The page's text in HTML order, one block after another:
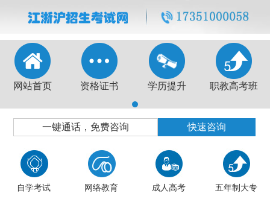
1
网站首页 资格证书 学历提升 职教高考班
一键通话，免费咨询 快速咨询
自学考试 网络教育 成人高考 五年制大专